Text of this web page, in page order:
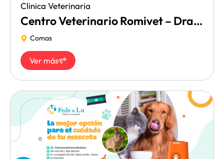
Clinica Veterinaria
Centro Veterinario Romivet – Dra. Rosa Díaz
Comas
Ver más